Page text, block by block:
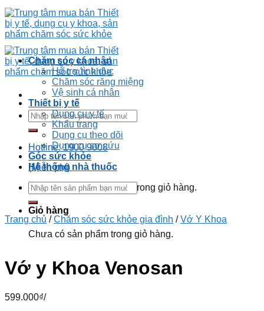
Hotline: 1900 9008
(Miễn phí)
Chưa có sản phẩm trong giỏ hàng.
Giỏ hàng
Chưa có sản phẩm trong giỏ hàng.
Chăm sóc cá nhân
Hỗ trợ tình dục
Chăm sóc răng miệng
Vệ sinh cá nhân
Thiết bị y tế
Dụng cụ y tế
Khẩu trang
Dụng cụ theo dõi
Dụng cụ sơ cứu
Góc sức khỏe
Hệ thống nhà thuốc
Trang chủ / Chăm sóc sức khỏe gia đình / Vớ Y Khoa
Vớ y Khoa Venosan
599.000₫/